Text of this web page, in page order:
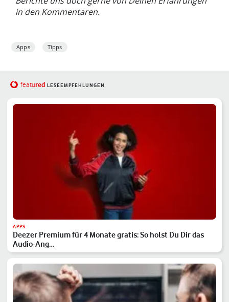
in den Kommentaren.
Apps Tipps
featured LESEEMPFEHLUNGEN
APPS
Deezer Premium für 4 Monate gratis: So holst Du Dir das
Audio-Ang…